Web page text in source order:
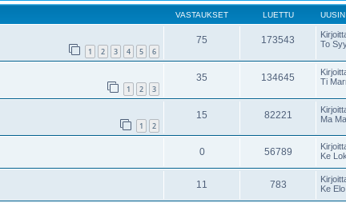
VASTAUKSET LUETTU
1 2 3 4 5 6
75 173543
To
1 2 3
35 134645
Ti
1 2
15 82221
Ma
0 56789
Ke
11 783
Ke